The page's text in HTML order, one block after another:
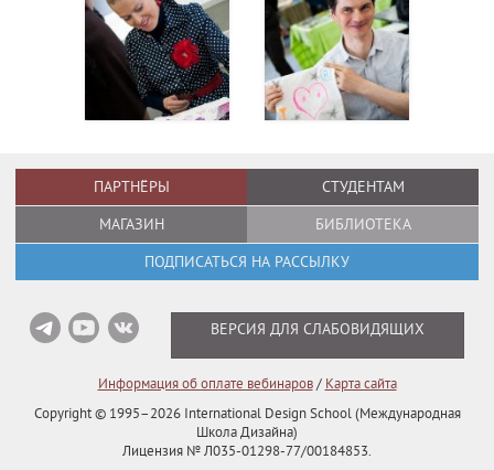
ПАРТНЁРЫ
СТУДЕНТАМ
МАГАЗИН
БИБЛИОТЕКА
ПОДПИСАТЬСЯ НА РАССЫЛКУ
ВЕРСИЯ ДЛЯ СЛАБОВИДЯЩИХ
Информация об оплате вебинаров/ Карта сайта
Copyright © 1995–2026 International Design School (Международная
Школа Дизайна)
Лицензия № Л035-01298-77/00184853.